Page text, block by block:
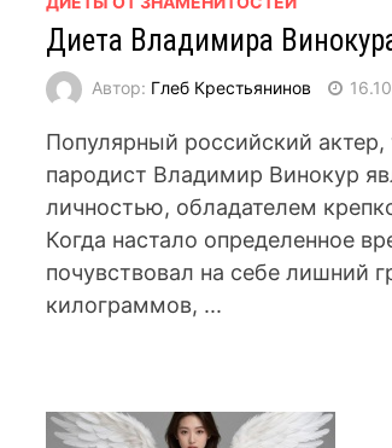
Диета Владимира
Автор: Глеб Крестьянинов
Популярный российский актер,
пародист Владимир Винокур
личностью, обладателем
Когда настало определенное
почувствовал на себе лишний
килограммов, ...